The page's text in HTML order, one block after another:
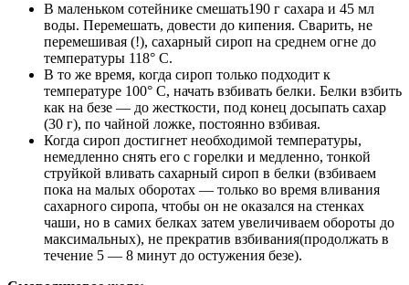
В маленьком сотейнике смешать190 г сахара и 45 мл
воды. Перемешать, довести до кипения. Сварить, не
перемешивая (!), сахарный сироп на среднем огне до
температуры 118° C.
В то же время, когда сироп только подходит к
температуре 100° C, начать взбивать белки. Белки взбить
как на безе — до жесткости, под конец досыпать сахар
(30 г), по чайной ложке, постоянно взбивая.
Когда сироп достигнет необходимой температуры,
немедленно снять его с горелки и медленно, тонкой
струйкой вливать сахарный сироп в белки (взбиваем
пока на малых оборотах — только во время вливания
сахарного сиропа, чтобы он не оказался на стенках
чаши, но в самих белках затем увеличиваем обороты до
максимальных), не прекратив взбивания(продолжать в
течение 5 — 8 минут до остужения безе).